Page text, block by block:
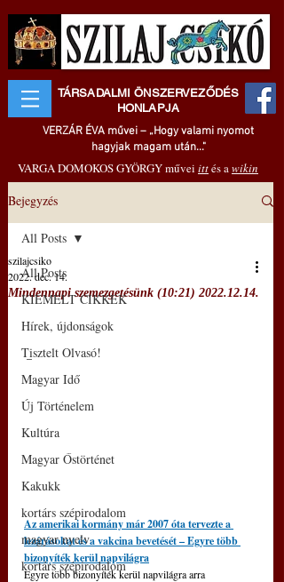
TÁRSADALMI ÖNSZERVEZŐDÉS
HONLAPJA
VERZÁR ÉVA művei – „Hogy valami nyomot
hagyjak magam után..."
VARGA DOMOKOS GYÖRGY művei ittés awikin
Bejegyzés
All Posts
KIEMELT CIKKEK
Hírek, újdonságok
Tisztelt Olvasó!
Magyar Idő
Új Történelem
Kultúra
Magyar Őstörténet
Kakukk
kortárs szépirodalom
magyar nyelv
kortárs szépirodalom
All Posts
Mindennapi szemezgetésünk (10:21) 2022.12.14.
szilajcsiko
2022. dec. 14.
–
Az amerikai kormány már 2007 óta tervezte a
lezárásokat és a vakcina bevetését – Egyre több
bizonyíték kerül napvilágra
Egyre több bizonyíték kerül napvilágra arra